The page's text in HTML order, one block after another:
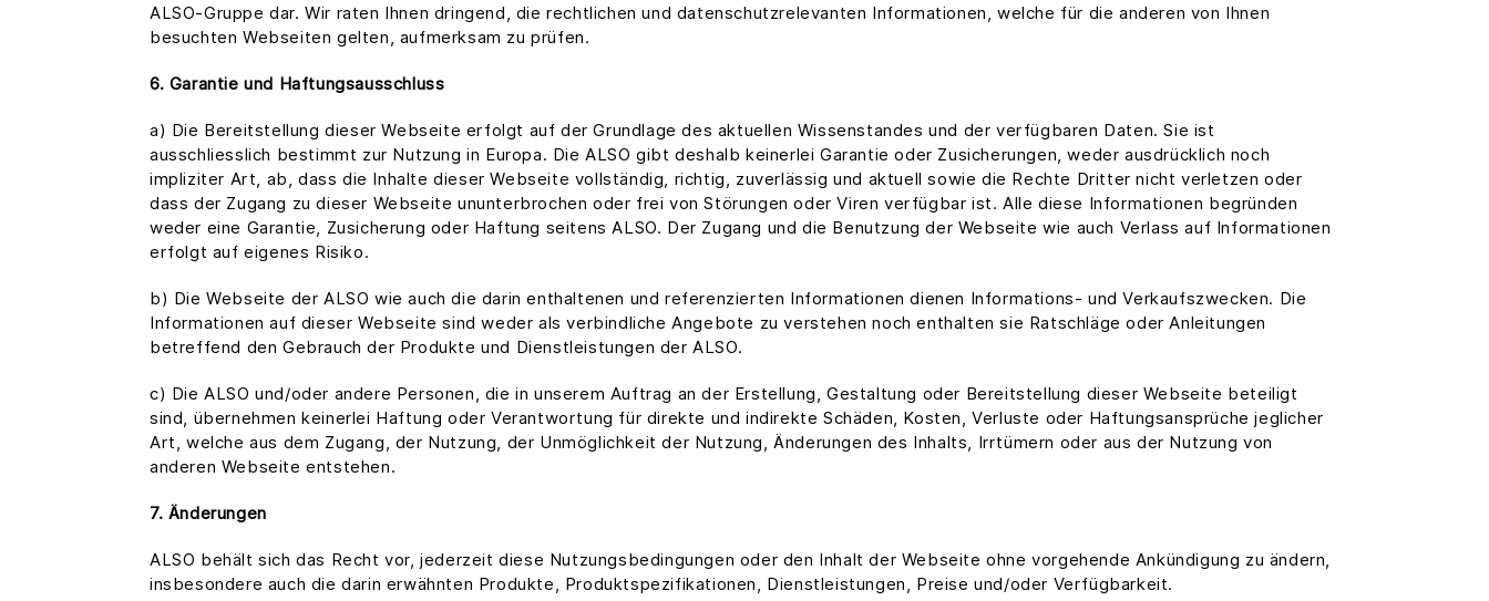
ALSO-Gruppe dar. Wir raten Ihnen dringend, die rechtlichen und datenschutzrelevanten Informationen, welche für die anderen von Ihnen
besuchten Webseiten gelten, aufmerksam zu prüfen.
6. Garantie und Haftungsausschluss
a) Die Bereitstellung dieser Webseite erfolgt auf der Grundlage des aktuellen Wissenstandes und der verfügbaren Daten. Sie ist
ausschliesslich bestimmt zur Nutzung in Europa. Die ALSO gibt deshalb keinerlei Garantie oder Zusicherungen, weder ausdrücklich noch
impliziter Art, ab, dass die Inhalte dieser Webseite vollständig, richtig, zuverlässig und aktuell sowie die Rechte Dritter nicht verletzen oder
dass der Zugang zu dieser Webseite ununterbrochen oder frei von Störungen oder Viren verfügbar ist. Alle diese Informationen begründen
weder eine Garantie, Zusicherung oder Haftung seitens ALSO. Der Zugang und die Benutzung der Webseite wie auch Verlass auf Informationen
erfolgt auf eigenes Risiko.
b) Die Webseite der ALSO wie auch die darin enthaltenen und referenzierten Informationen dienen Informations- und Verkaufszwecken. Die
Informationen auf dieser Webseite sind weder als verbindliche Angebote zu verstehen noch enthalten sie Ratschläge oder Anleitungen
betreffend den Gebrauch der Produkte und Dienstleistungen der ALSO.
c) Die ALSO und/oder andere Personen, die in unserem Auftrag an der Erstellung, Gestaltung oder Bereitstellung dieser Webseite beteiligt
sind, übernehmen keinerlei Haftung oder Verantwortung für direkte und indirekte Schäden, Kosten, Verluste oder Haftungsansprüche jeglicher
Art, welche aus dem Zugang, der Nutzung, der Unmöglichkeit der Nutzung, Änderungen des Inhalts, Irrtümern oder aus der Nutzung von
anderen Webseite entstehen.
7. Änderungen
ALSO behält sich das Recht vor, jederzeit diese Nutzungsbedingungen oder den Inhalt der Webseite ohne vorgehende Ankündigung zu ändern,
insbesondere auch die darin erwähnten Produkte, Produktspezifikationen, Dienstleistungen, Preise und/oder Verfügbarkeit.